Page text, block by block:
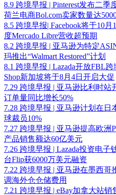
8.9 跨境早报 | Pinterest发布二季
荷兰电商Bol.com卖家数量达
8.5 跨境早报| Facebook将于10
度Mercado Libre营收超预期
8.2 跨境早报 | 亚马逊为特定
玛推出“Walmart Restored”计划
8.1 跨境早报 | Lazada开放FBL
Shop新加坡将于8月4日开启大促
7.29 跨境早报 | 亚马逊比利时站
订单量同比增长50%
7.28 跨境早报 | 亚马逊计划在日
球裁员10%
7.27 跨境早报 | 亚马逊提高欧洲
产品销售额达60亿美元
7.26 跨境早报 | Lazada投资电子
台Flip获6000万美元融资
7.22 跨境早报 | 亚马逊在墨西哥
调海外仓仓储费用
7.21 跨境早报 | eBay加拿大站销